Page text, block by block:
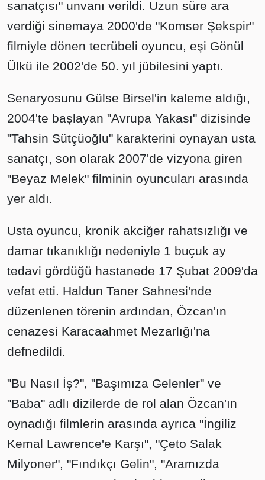
sanatçısı" unvanı verildi. Uzun süre ara
verdiği sinemaya 2000'de "Komser Şekspir"
filmiyle dönen tecrübeli oyuncu, eşi Gönül
Ülkü ile 2002'de 50. yıl jübilesini yaptı.
Senaryosunu Gülse Birsel'in kaleme aldığı,
2004'te başlayan "Avrupa Yakası" dizisinde
"Tahsin Sütçüoğlu" karakterini oynayan usta
sanatçı, son olarak 2007'de vizyona giren
"Beyaz Melek" filminin oyuncuları arasında
yer aldı.
Usta oyuncu, kronik akciğer rahatsızlığı ve
damar tıkanıklığı nedeniyle 1 buçuk ay
tedavi gördüğü hastanede 17 Şubat 2009'da
vefat etti. Haldun Taner Sahnesi'nde
düzenlenen törenin ardından, Özcan'ın
cenazesi Karacaahmet Mezarlığı'na
defnedildi.
"Bu Nasıl İş?", "Başımıza Gelenler" ve
"Baba" adlı dizilerde de rol alan Özcan'ın
oynadığı filmlerin arasında ayrıca "İngiliz
Kemal Lawrence'e Karşı", "Çeto Salak
Milyoner", "Fındıkçı Gelin", "Aramızda